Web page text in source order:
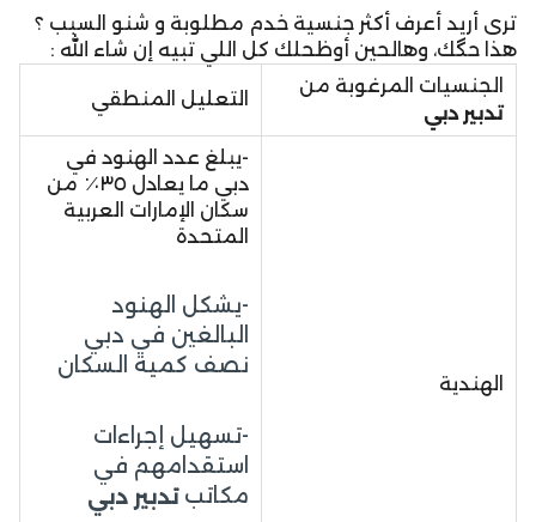
ترى أريد أعرف أكثر جنسية خدم مطلوبة و شنو السبب ؟
هذا حگك، وهالحين أوظحلك كل اللي تبيه إن شاء الله :
الجنسيات المرغوبة من
تدبير دبي
التعليل المنطقي
الهندية
-يبلغ عدد الهنود في
دبي ما يعادل ٣٥٪ من
سكان الإمارات العربية
المتحدة
-يشكل الهنود
البالغين في دبي
نصف كمية السكان
-تسهيل إجراءات
استقدامهم في
مكاتبتدبير دبي